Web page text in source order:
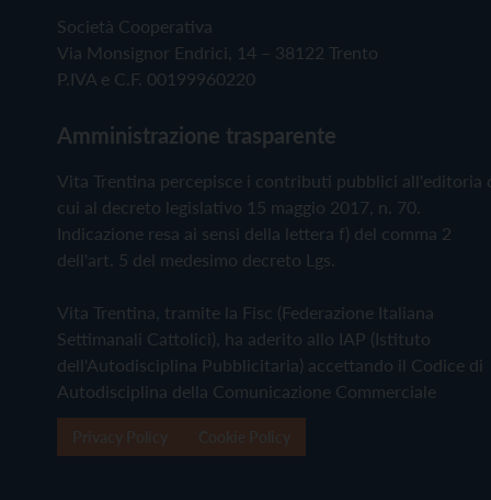
Società Cooperativa
Via Monsignor Endrici, 14 – 38122 Trento
P.IVA e C.F. 00199960220
Amministrazione trasparente
Vita Trentina percepisce i contributi pubblici all'editoria
cui al decreto legislativo 15 maggio 2017, n. 70.
Indicazione resa ai sensi della lettera f) del comma 2
dell'art. 5 del medesimo decreto Lgs.
Vita Trentina, tramite la Fisc (Federazione Italiana
Settimanali Cattolici), ha aderito allo IAP (Istituto
dell'Autodisciplina Pubblicitaria) accettando il Codice di
Autodisciplina della Comunicazione Commerciale